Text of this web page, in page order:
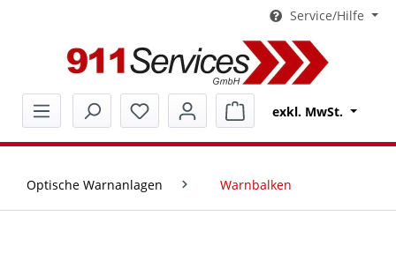
Service/Hilfe
Warenkorb enthält 0
exkl. MwSt.
Optische Warnanlagen Warnbalken